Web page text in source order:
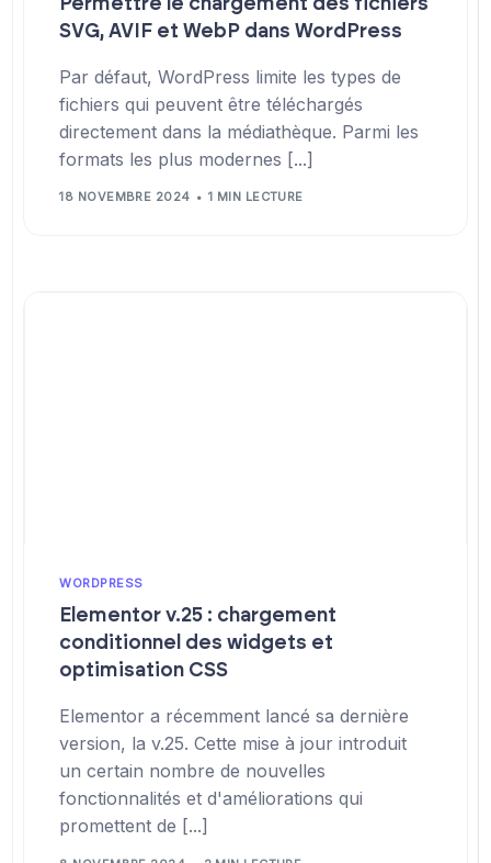
Permettre le chargement des fichiers
SVG, AVIF et WebP dans WordPress
Par défaut, WordPress limite les types de
fichiers qui peuvent être téléchargés
directement dans la médiathèque. Parmi les
formats les plus modernes [...]
18 NOVEMBRE 2024 1 MIN LECTURE
WORDPRESS
Elementor v.25 : chargement
conditionnel des widgets et
optimisation CSS
Elementor a récemment lancé sa dernière
version, la v.25. Cette mise à jour introduit
un certain nombre de nouvelles
fonctionnalités et d'améliorations qui
promettent de [...]